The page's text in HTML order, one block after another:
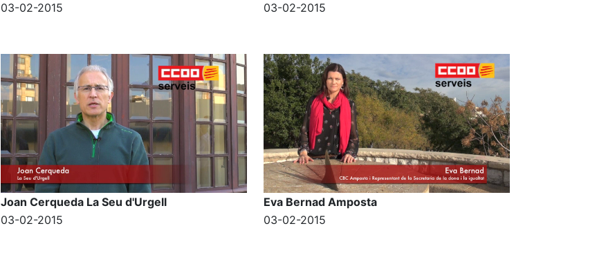
03-02-2015
03-02-2015
Joan Cerqueda La Seu d'Urgell
03-02-2015
Eva Bernad Amposta
03-02-2015